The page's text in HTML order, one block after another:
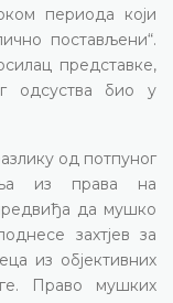
периода који
постављени“.
представке,
одсуства био у
од потпуног
из права на
да мушко
захтјев за
из објективних
Право мушких